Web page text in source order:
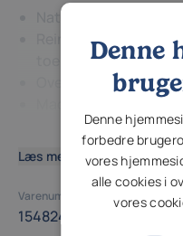
Naturally wicking
Reinforced midfoot
Over-the-calf height
Læs mere
Varenummer (SKU)
154824-154825
Denne
Denne
forbedre
vores
alle cookies i
vores